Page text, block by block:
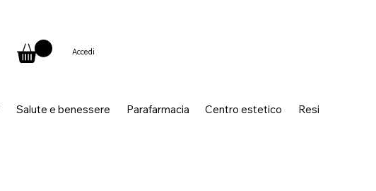
Salute e benessere Parafarmacia Centro estetico Resi
Accedi